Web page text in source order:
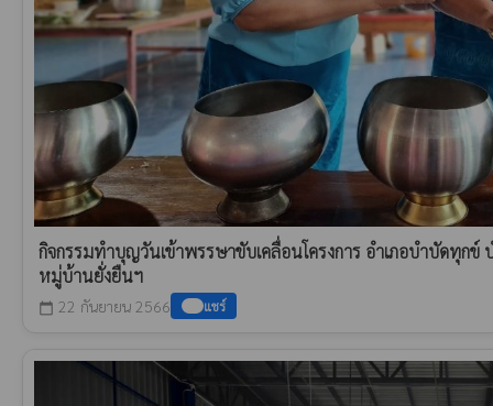
กิจกรรมทำบุญวันเข้าพรรษาขับเคลื่อนโครงการ อำเภอบำบัดทุกข์
หมู่บ้านยั่งยืนฯ
calendar_today 22 กันยายน 2566 แชร์